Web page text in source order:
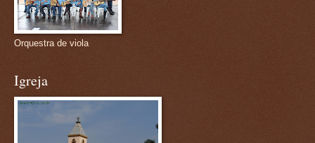
Orquestra de viola
Igreja